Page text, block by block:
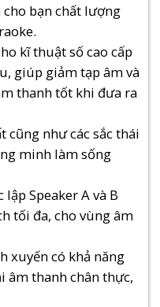
bạn chất lượng
kĩ thuật số cao cấp
giúp giảm tạp âm và
thanh tốt khi đưa ra
cũng như các sắc thái
minh làm sống
Speaker A và B
tối đa, cho vùng âm
xuyến có khả năng
thanh chân thực,